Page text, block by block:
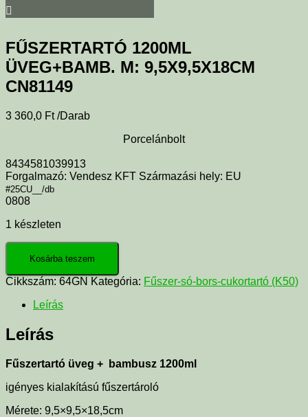
FŰSZERTARTÓ 1200ML
ÜVEG+BAMB. M: 9,5X9,5X18CM
CN81149
3 360,0 Ft /Darab
Porcelánbolt
8434581039913
Forgalmazó: Vendesz KFT Származási hely: EU
#25CU__/db
0808
1 készleten
Kosárba teszem
Cikkszám: 64GN Kategória: Fűszer-só-bors-cukortartó (K50)
Leírás
Leírás
Fűszertartó üveg + bambusz 1200ml
igényes kialakítású fűszertároló
Mérete: 9,5×9,5×18,5cm